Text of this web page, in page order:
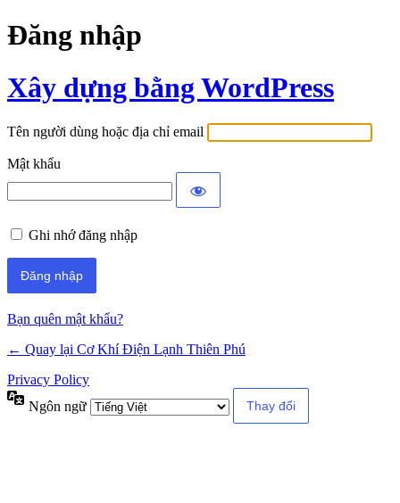
Đăng nhập
Xây dựng bằng WordPress
Tên người dùng hoặc địa chỉ email
Mật khẩu
Ghi nhớ đăng nhập
Bạn quên mật khẩu?
← Quay lại Cơ Khí Điện Lạnh Thiên Phú
Privacy Policy
Ngôn ngữ